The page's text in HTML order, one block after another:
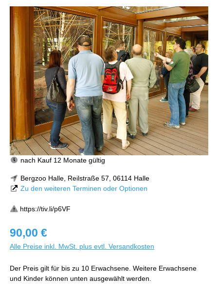
nach Kauf 12 Monate gültig
Bergzoo Halle, Reilstraße 57, 06114 Halle
Zu den weiteren Terminen oder Optionen
https://tiv.li/p6VF
90,00 €
Alle Preise inkl. MwSt. plus evtl. Versandkosten
Der Preis gilt für bis zu 10 Erwachsene. Weitere Erwachsene
und Kinder können unten ausgewählt werden.